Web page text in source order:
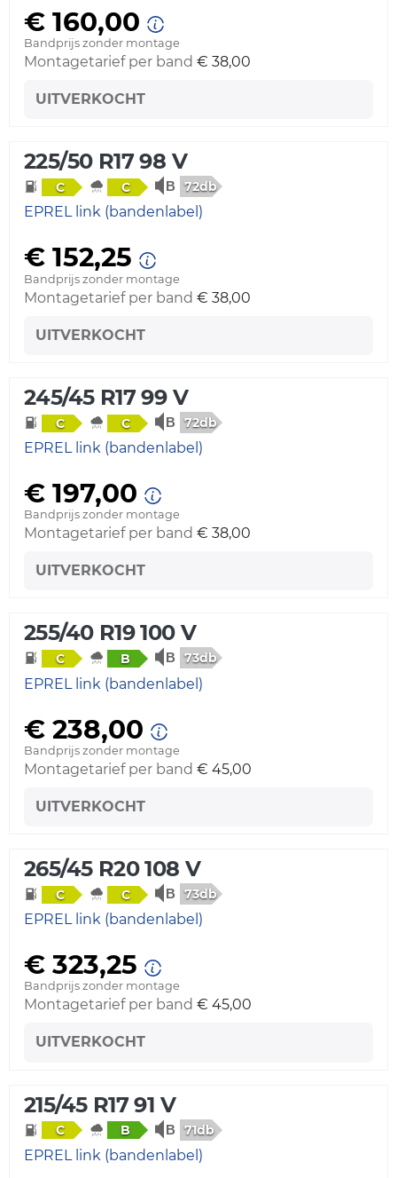
€ 160,00
Bandprijs zonder montage
Montagetarief per band € 38,00
UITVERKOCHT
225/50 R17 98 V
C C 72db
EPREL link (bandenlabel)
€ 152,25
Bandprijs zonder montage
Montagetarief per band € 38,00
UITVERKOCHT
245/45 R17 99 V
C C 72db
EPREL link (bandenlabel)
€ 197,00
Bandprijs zonder montage
Montagetarief per band € 38,00
UITVERKOCHT
255/40 R19 100 V
C B 73db
EPREL link (bandenlabel)
€ 238,00
Bandprijs zonder montage
Montagetarief per band € 45,00
UITVERKOCHT
265/45 R20 108 V
C C 73db
EPREL link (bandenlabel)
€ 323,25
Bandprijs zonder montage
Montagetarief per band € 45,00
UITVERKOCHT
215/45 R17 91 V
C B 71db
EPREL link (bandenlabel)